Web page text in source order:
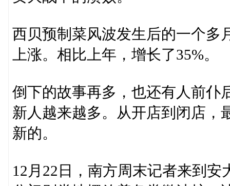
西贝预制菜风波发生后的一个多
上涨。相比上年，增长了35%。
倒下的故事再多，也还有人前仆
新人越来越多。从开店到闭店，
新的。
12月22日，南方周末记者来到